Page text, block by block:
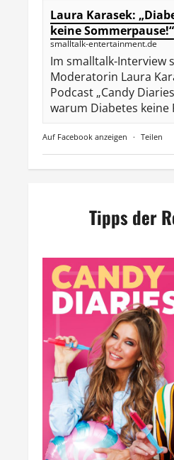
Laura Karasek:
keine Sommerpause!“
smalltalk-entertainment.de
Im smalltalk-Interview
Moderatorin Laura
Podcast „Candy
warum Diabetes keine
Auf Facebook anzeigen · Teilen
Tipps der